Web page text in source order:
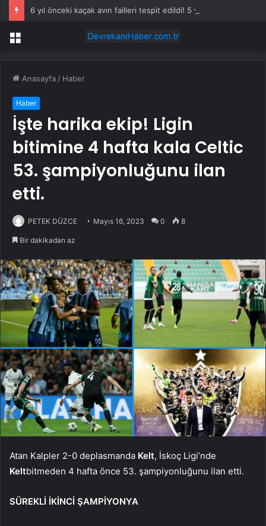
Menü
Anasayfa / Haber
Haber
İşte harika ekip! Ligin
bitimine 4 hafta kala Celtic
53. şampiyonluğunu ilan
etti.
PETEK DÜZCE Mayıs 16, 2023 0 8
Bir dakikadan az
Atan Kalpler 2-0 deplasmanda Kelt, İskoç Ligi’nde
Keltbitmeden 4 hafta önce 53. şampiyonluğunu ilan etti.
SÜREKLİ İKİNCİ ŞAMPİYONYA